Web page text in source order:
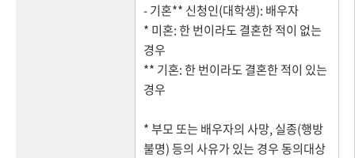
- 기혼** 신청인(대학생): 배우자
* 미혼: 한 번이라도 결혼한 적이 없는
경우
** 기혼: 한 번이라도 결혼한 적이 있는
경우
* 부모 또는 배우자의 사망, 실종(행방
불명) 등의 사유가 있는 경우 동의대상